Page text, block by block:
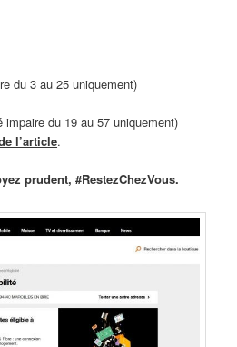
du 3 au 25 uniquement)
du 19 au 57 uniquement)
l’article.
prudent, #RestezChezVous.